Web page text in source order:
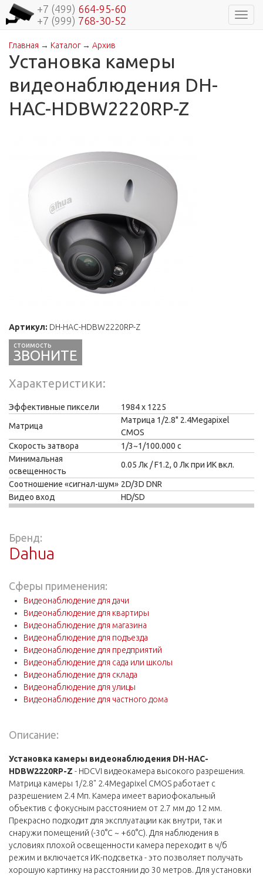
+7 (499) 664-95-60
+7 (999) 768-30-52
Вы здесь
Главная → Каталог→ Архив
Установка камеры
видеонаблюдения DH-
HAC-HDBW2220RP-Z
Артикул: DH-HAC-HDBW2220RP-Z
ЗВОНИТЕ
Характеристики
Эффективные пиксели
1984 x 1225
Матрица
Матрица 1/2.8" 2.4Megapixel
CMOS
Скорость затвора
1/3~1/100.000 с
Минимальная
освещенность
0.05 Лк / F1.2, 0 Лк при ИК вкл.
Соотношение «сигнал-шум» 2D/3D DNR
Видео вход
HD/SD
Бренд:
Dahua
Сферы применения:
Видеонаблюдение для дачи
Видеонаблюдение для квартиры
Видеонаблюдение для магазина
Видеонаблюдение для подъезда
Видеонаблюдение для предприятий
Видеонаблюдение для сада или школы
Видеонаблюдение для склада
Видеонаблюдение для улицы
Видеонаблюдение для частного дома
Описание:
Установка камеры видеонаблюдения DH-HAC-
HDBW2220RP-Z - HDCVI видеокамера высокого разрешения.
Матрица камеры 1/2.8" 2.4Megapixel CMOS работает с
разрешением 2.4 Мп. Камера имеет вариофокальный
объектив с фокусным расстоянием от 2.7 мм до 12 мм.
Прекрасно подходит для эксплуатации как внутри, так и
снаружи помещений (-30°C ~ +60°C). Для наблюдения в
условиях плохой освещенности камера переходит в ч/б
режим и включается ИК-подсветка - это позволяет получать
хорошую картинку на расстоянии до 30 метров. Для установки